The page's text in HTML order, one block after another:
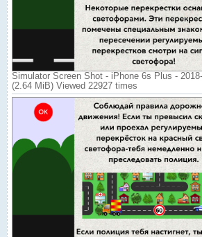
Simulator Screen Shot - iPhone 6s Plus -
(2.64 MiB) Viewed 22927 times